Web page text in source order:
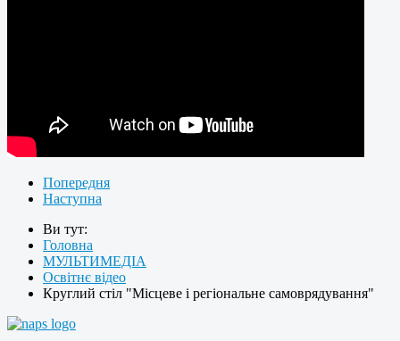
Попередня
Наступна
Ви тут:
Головна
МУЛЬТИМЕДІА
Освітнє відео
Круглий стіл "Місцеве і регіональне самоврядування"